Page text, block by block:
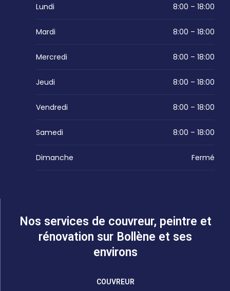
Lundi 8:00 – 18:00
Mardi 8:00 – 18:00
Mercredi 8:00 – 18:00
Jeudi 8:00 – 18:00
Vendredi 8:00 – 18:00
Samedi 8:00 – 18:00
Dimanche Fermé
Nos services de couvreur, peintre et
rénovation sur Bollène et ses
environs
COUVREUR